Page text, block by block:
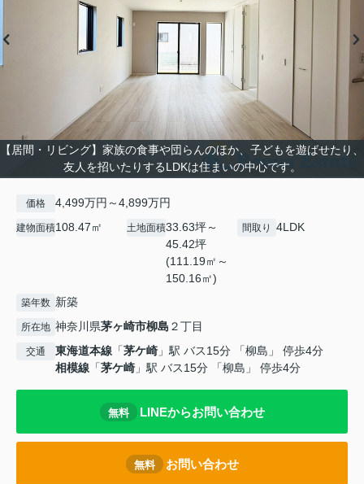
【居間・リビング】家族の食事や団らんのほか、子どもを遊ばせたり、
友人を招いたりするLDKは住まいの中心です。
価格 4,499万円～4,899万円
建物面積108.47㎡ 土地面積33.63坪～
45.42坪
(111.19㎡～
150.16㎡)
間取り 4LDK
築年数 新築
所在地 神奈川県茅ヶ崎市柳島 ２丁目
交通 東海道本線 「茅ケ崎 」駅 バス15分 「柳島」 停歩4分
相模線 「茅ケ崎 」駅 バス15分 「柳島」 停歩4分
無料 LINEからお問い合わせ
無料 お問い合わせ